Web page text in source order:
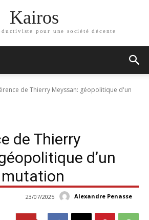
Kairos
pour une société décente
de Thierry Meyssan: géopolitique d'un
de Thierry
d’un
Alexandre Penasse
23/07/2025